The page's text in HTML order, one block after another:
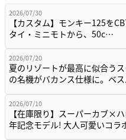
2026/07/30
【カスタム】モンキー125を
タイ・ミニモトから、50c…
2026/07/20
夏のリゾートが最高に似合う
の名機がバカンス仕様に。ベ
2026/07/10
【在庫限り】スーパーカブ×
年記念モデル! 大人可愛いコ